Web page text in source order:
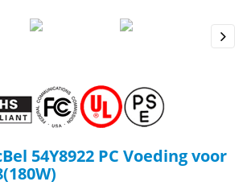
54Y8922 PC Voeding voor